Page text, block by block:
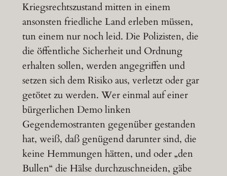
Kriegsrechtszustand mitten in einem
ansonsten friedliche Land erleben müssen,
tun einem nur noch leid. Die Polizisten, die
die öffentliche Sicherheit und Ordnung
erhalten sollen, werden angegriffen und
setzen sich dem Risiko aus, verletzt oder gar
getötet zu werden. Wer einmal auf einer
bürgerlichen Demo linken
Gegendemostranten gegenüber gestanden
hat, weiß, daß genügend darunter sind, die
keine Hemmungen hätten, und oder „den
Bullen“ die Hälse durchzuschneiden, gäbe